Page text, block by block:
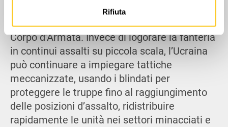
nostri partner che si occupano di analisi dei dati web,
raccolto dal tuo utilizzo dei loro servizi.
Rifiuta
armamento, questi veicoli rispondono
direttamente alle sfide affrontate dal 3°
Corpo d’Armata. Invece di logorare la fanteria
in continui assalti su piccola scala, l’Ucraina
può continuare a impiegare tattiche
meccanizzate, usando i blindati per
proteggere le truppe fino al raggiungimento
delle posizioni d’assalto, ridistribuire
rapidamente le unità nei settori minacciati e